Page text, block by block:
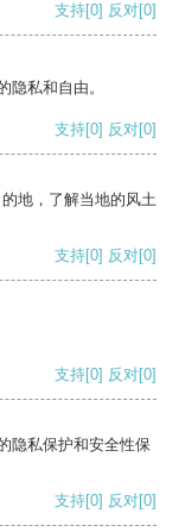
支持[0] 反对[0]
隐私和自由。
支持[0] 反对[0]
地，了解当地的风土
支持[0] 反对[0]
支持[0] 反对[0]
隐私保护和安全性保
支持[0] 反对[0]